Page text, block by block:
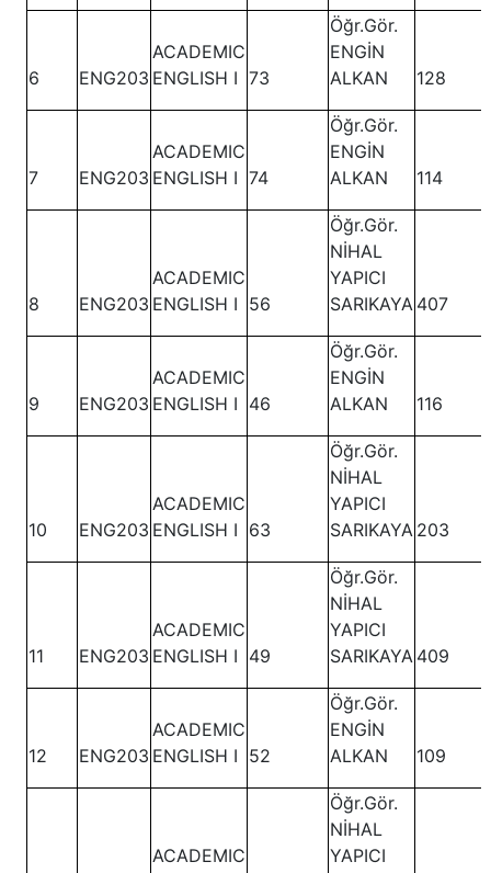
6 ENG203
ACADEMIC
ENGLISH I 73
Öğr.Gör.
ENGİN
ALKAN
128
7 ENG203
ACADEMIC
ENGLISH I 74
Öğr.Gör.
ENGİN
ALKAN
114
8 ENG203
ACADEMIC
ENGLISH I 56
Öğr.Gör.
NİHAL
YAPICI
SARIKAYA 407
9 ENG203
ACADEMIC
ENGLISH I 46
Öğr.Gör.
ENGİN
ALKAN
116
10 ENG203
ACADEMIC
ENGLISH I 63
Öğr.Gör.
NİHAL
YAPICI
SARIKAYA 203
11 ENG203
ACADEMIC
ENGLISH I 49
Öğr.Gör.
NİHAL
YAPICI
SARIKAYA 409
12 ENG203
ACADEMIC
ENGLISH I 52
Öğr.Gör.
ENGİN
ALKAN
109
ACADEMIC
Öğr.Gör.
NİHAL
YAPICI